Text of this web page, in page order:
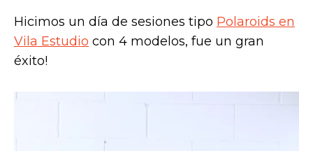
Hicimos un día de sesiones tipo Polaroids en
Vila Estudio con 4 modelos, fue un gran
éxito!